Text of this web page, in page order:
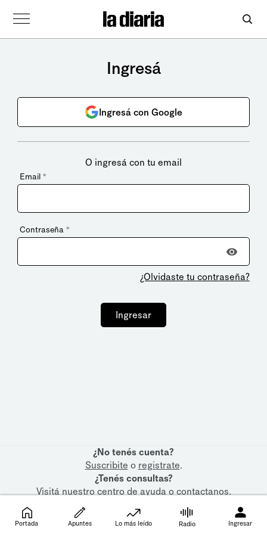
Ingresá
Ingresá con Google
O ingresá con tu email
Email *
Contraseña *
¿Olvidaste tu contraseña?
Ingresar
¿No tenés cuenta?
Suscribite o registrate.
¿Tenés consultas?
Visitá nuestrocentro de ayudaocontactanos.
Portada Apuntes Lo más leído Radio Ingresar